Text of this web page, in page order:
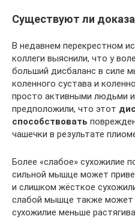
Существуют ли
В недавнем перекрестном
коллеги выяснили, что у
больший дисбаланс в силе
коленного сустава и
просто активными людьми
предположили, что этот
способствовать
чашечки в результате
Более «слабое» сухожилие
сильной мышце может
и слишком жёсткое
слабой мышце также может
сухожилие меньше